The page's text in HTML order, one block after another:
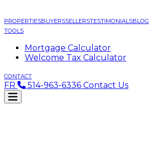
PROPERTIESBUYERSSELLERSTESTIMONIALSBLOG
TOOLS
Mortgage Calculator
Welcome Tax Calculator
CONTACT
FR 514-963-6336 Contact Us